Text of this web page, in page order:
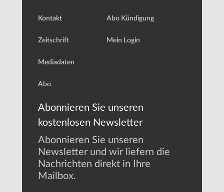
Kontakt
Zeitschrift
Mediadaten
Abo
Abo Kündigung
Mein Login
Abonnieren Sie unseren
kostenlosen Newsletter
Abonnieren Sie unseren
Newsletter und wir liefern die
Nachrichten direkt in Ihre
Mailbox.